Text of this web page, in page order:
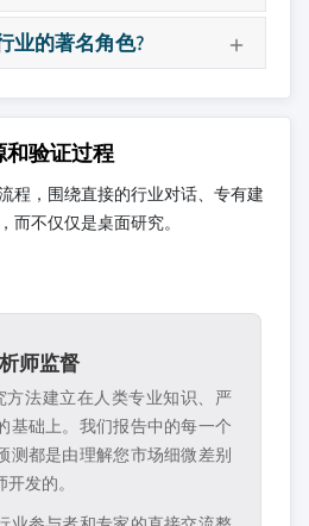
业的著名角色?
和验证过程
程，围绕直接的行业对话、专有建
而不仅仅是桌面研究。
师监督
方法建立在人类专业知识、严
基础上。我们报告中的每一个
测都是由理解您市场细微差别
发的。